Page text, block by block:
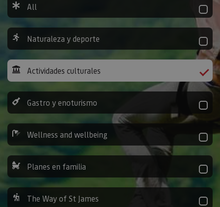
All
Naturaleza y deporte
Actividades culturales
Gastro y enoturismo
Wellness and wellbeing
Planes en familia
The Way of St James